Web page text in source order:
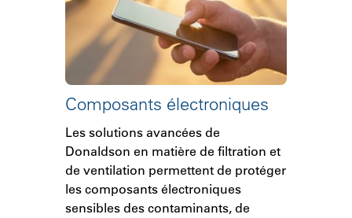
Composants électroniques
Les solutions avancées de
Donaldson en matière de filtration et
de ventilation permettent de protéger
les composants électroniques
sensibles des contaminants, de